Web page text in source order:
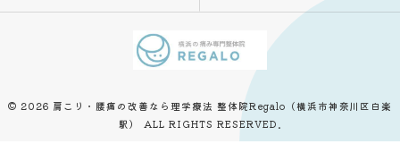
© 2026 肩こり・腰痛の改善なら理学療法 整体院Regalo（横浜市神奈川区白楽
駅） ALL RIGHTS RESERVED.